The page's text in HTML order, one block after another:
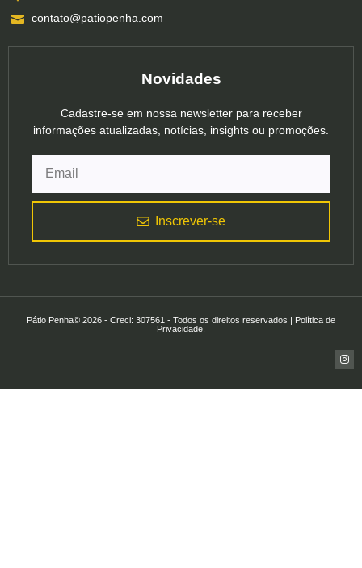
contato@patiopenha.com
Novidades
Cadastre-se em nossa newsletter para receber
informações atualizadas, notícias, insights ou promoções.
Inscrever-se
Pátio Penha© 2026 - Creci: 307561 - Todos os direitos reservados | Política de
Privacidade.